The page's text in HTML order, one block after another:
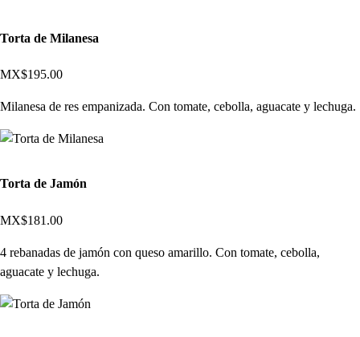
Torta de Milanesa
MX$195.00
Milanesa de res empanizada. Con tomate, cebolla, aguacate y lechuga.
Torta de Jamón
MX$181.00
4 rebanadas de jamón con queso amarillo. Con tomate, cebolla,
aguacate y lechuga.